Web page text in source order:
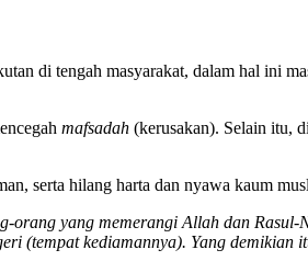
di tengah masyarakat, dalam hal ini
mafsadah (kerusakan). Selain itu,
serta hilang harta dan nyawa kaum
orang yang memerangi Allah dan
(tempat kediamannya). Yang